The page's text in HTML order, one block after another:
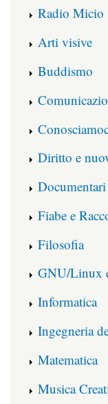
Radio Micio
Arti visive
Buddismo
Diritto e
Documentari
Fiabe e
Filosofia
GNU/Linux
Informatica
Ingegneria
Matematica
Musica